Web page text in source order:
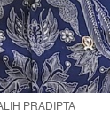
PRADIPTA